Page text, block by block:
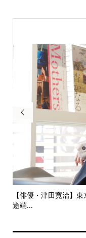

【俳優・津田寛治】
途端...